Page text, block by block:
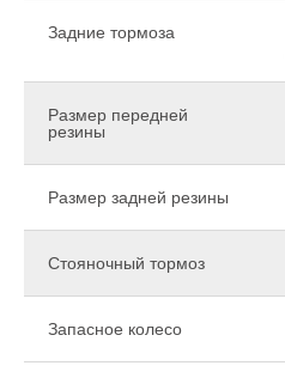
Задние тормоза
Размер передней
резины
Размер задней резины
Стояночный тормоз
Запасное колесо